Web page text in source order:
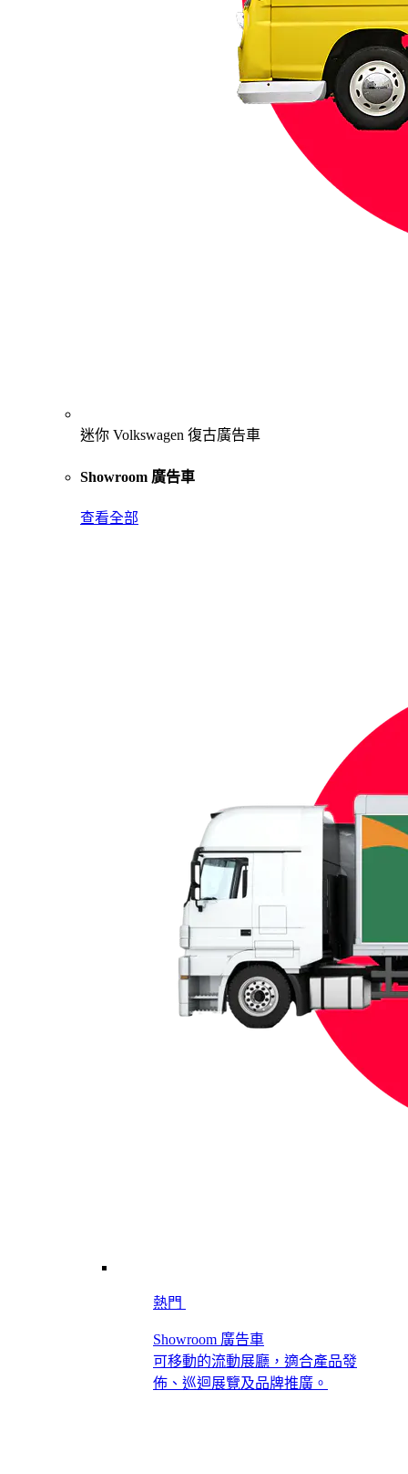
迷你 Volkswagen 復古廣告車
Showroom 廣告車
查看全部
熱門
Showroom 廣告車
可移動的流動展廳，適合產品發
佈、巡迴展覽及品牌推廣。